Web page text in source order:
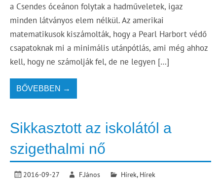
a Csendes óceánon folytak a hadműveletek, igaz
minden látványos elem nélkül. Az amerikai
matematikusok kiszámolták, hogy a Pearl Harbort védő
csapatoknak mi a minimális utánpótlás, ami még ahhoz
kell, hogy ne számolják fel, de ne legyen […]
BŐVEBBEN →
Sikkasztott az iskolától a
szigethalmi nő
2016-09-27 F.János Hírek, Hírek